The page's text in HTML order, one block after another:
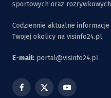
sportowych oraz
Codziennie aktualne
Twojej okolicy na visinfo24.pl.
E-mail: portal@visinfo24.pl
Facebook
X
YouTube